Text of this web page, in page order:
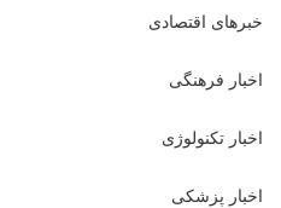
خبرهای اقتصادی
اخبار فرهنگی
اخبار تکنولوژی
اخبار پزشکی